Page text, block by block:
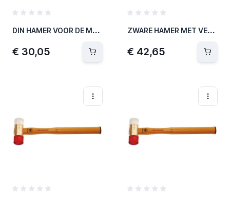
D
IN HAMER VOOR DE MONTEUR L360MM 1,2 KG
€ 30,05
Z
WARE HAMER MET VERWISSELBARE HAMERDOPPEN Ø32MM
€ 42,65